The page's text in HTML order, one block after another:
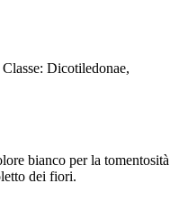
Classe: Dicotiledonae,
bianco per la tomentosità
dei fiori.